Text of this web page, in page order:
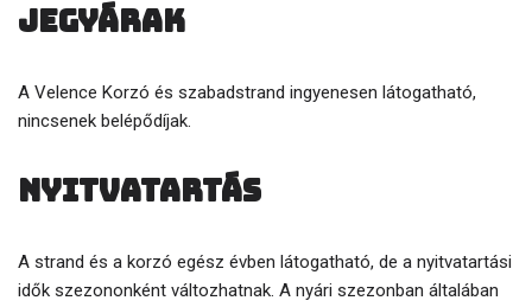
Jegyárak
A Velence Korzó és szabadstrand ingyenesen látogatható,
nincsenek belépődíjak.
Nyitvatartás
A strand és a korzó egész évben látogatható, de a nyitvatartási
idők szezononként változhatnak. A nyári szezonban általában